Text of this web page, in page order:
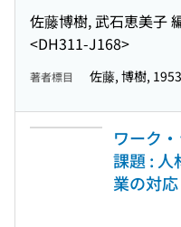
佐藤博樹, 武石恵美子
<DH311-J168>
著者標目 佐藤, 博樹,
ワーク
課題 : 人
業の対応